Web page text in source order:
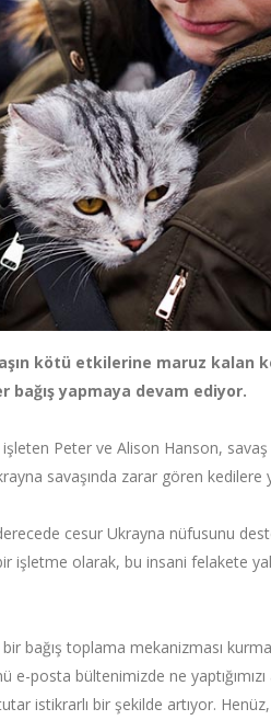
kötü etkilerine maruz kalan
bağış yapmaya devam ediyor.
Peter ve Alison Hanson,
savaşında zarar gören
cesur Ukrayna nüfusunu
işletme olarak, bu insani felakete
bağış toplama mekanizması
posta bültenimizde ne
istikrarlı bir şekilde artıyor.